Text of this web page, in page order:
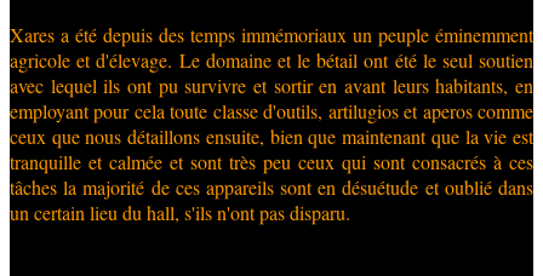
Xares a été depuis des temps immémoriaux un peuple éminemment
agricole et d'élevage. Le domaine et le bétail ont été le seul soutien
avec lequel ils ont pu survivre et sortir en avant leurs habitants, en
employant pour cela toute classe d'outils, artilugios et aperos comme
ceux que nous détaillons ensuite, bien que maintenant que la vie est
tranquille et calmée et sont très peu ceux qui sont consacrés à ces
tâches la majorité de ces appareils sont en désuétude et oublié dans
un certain lieu du hall, s'ils n'ont pas disparu.